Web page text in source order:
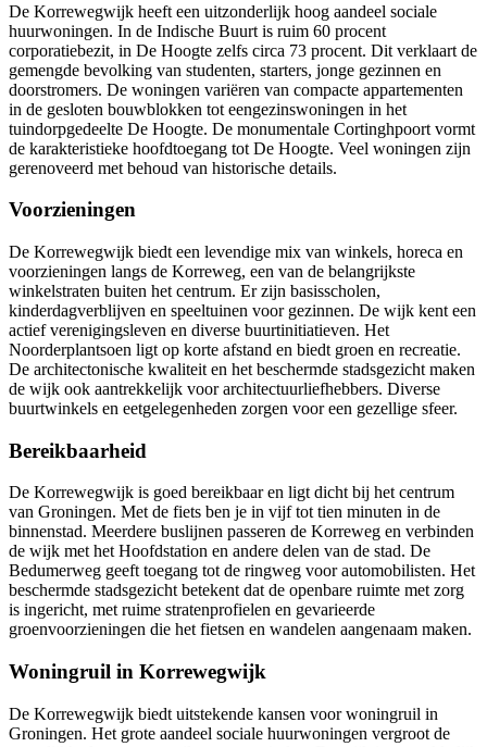
De Korrewegwijk heeft een uitzonderlijk hoog aandeel sociale
huurwoningen. In de Indische Buurt is ruim 60 procent
corporatiebezit, in De Hoogte zelfs circa 73 procent. Dit verklaart de
gemengde bevolking van studenten, starters, jonge gezinnen en
doorstromers. De woningen variëren van compacte appartementen
in de gesloten bouwblokken tot eengezinswoningen in het
tuindorpgedeelte De Hoogte. De monumentale Cortinghpoort vormt
de karakteristieke hoofdtoegang tot De Hoogte. Veel woningen zijn
gerenoveerd met behoud van historische details.
Voorzieningen
De Korrewegwijk biedt een levendige mix van winkels, horeca en
voorzieningen langs de Korreweg, een van de belangrijkste
winkelstraten buiten het centrum. Er zijn basisscholen,
kinderdagverblijven en speeltuinen voor gezinnen. De wijk kent een
actief verenigingsleven en diverse buurtinitiatieven. Het
Noorderplantsoen ligt op korte afstand en biedt groen en recreatie.
De architectonische kwaliteit en het beschermde stadsgezicht maken
de wijk ook aantrekkelijk voor architectuurliefhebbers. Diverse
buurtwinkels en eetgelegenheden zorgen voor een gezellige sfeer.
Bereikbaarheid
De Korrewegwijk is goed bereikbaar en ligt dicht bij het centrum
van Groningen. Met de fiets ben je in vijf tot tien minuten in de
binnenstad. Meerdere buslijnen passeren de Korreweg en verbinden
de wijk met het Hoofdstation en andere delen van de stad. De
Bedumerweg geeft toegang tot de ringweg voor automobilisten. Het
beschermde stadsgezicht betekent dat de openbare ruimte met zorg
is ingericht, met ruime stratenprofielen en gevarieerde
groenvoorzieningen die het fietsen en wandelen aangenaam maken.
Woningruil in Korrewegwijk
De Korrewegwijk biedt uitstekende kansen voor woningruil in
Groningen. Het grote aandeel sociale huurwoningen vergroot de